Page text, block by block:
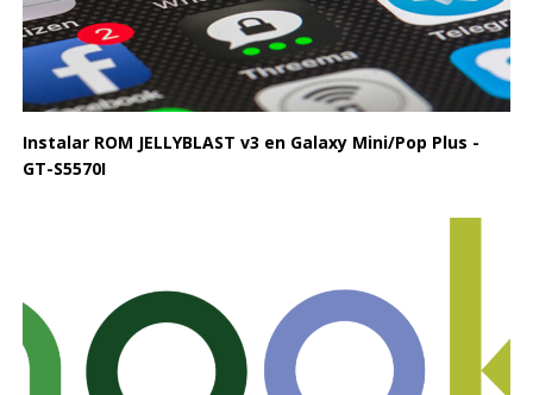
Instalar ROM JELLYBLAST v3 en Galaxy Mini/Pop Plus -
GT-S5570I